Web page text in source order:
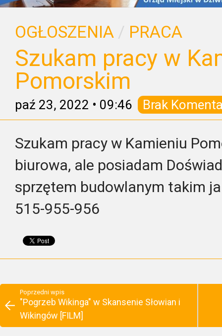
OGŁOSZENIA / PRACA
Szukam pracy w
Pomorskim
paź 23, 2022 • 09:46 Brak
Szukam pracy w Kamieniu
biurowa, ale posiadam
sprzętem budowlanym takim
515-955-956
Poprzedni wpis
"Pogrzeb Wikinga" w Skansenie Słowian i
Wikingów [FILM]